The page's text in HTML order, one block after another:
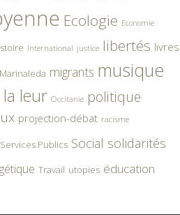
Ecologie Economie
International justice libertés livres
Marinaleda migrants musique
leur Occitanie politique
projection-débat racisme
Services Publics Social solidarités
Travail utopies éducation